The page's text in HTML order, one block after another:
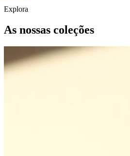
Explora
As nossas coleções